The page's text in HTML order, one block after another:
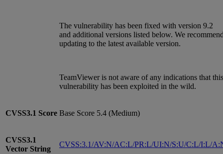
The vulnerability has been fixed with version 9.2
and additional versions listed below. We
updating to the latest available version.
TeamViewer is not aware of any indications that this
vulnerability has been exploited in the wild.
CVSS3.1 Score Base Score 5.4 (Medium)
CVSS3.1
Vector String
CVSS:3.1/AV:N/AC:L/PR:L/UI:N/S:U/C:L/I:L/